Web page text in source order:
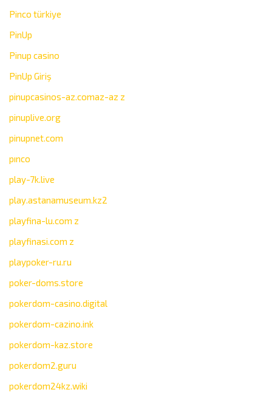
Pinco türkiye
PinUp
Pinup casino
PinUp Giriş
pinupcasinos-az.comaz-az z
pinuplive.org
pinupnet.com
pınco
play-7k.live
play.astanamuseum.kz2
playfina-lu.com z
playfinasi.com z
playpoker-ru.ru
poker-doms.store
pokerdom-casino.digital
pokerdom-cazino.ink
pokerdom-kaz.store
pokerdom2.guru
pokerdom24kz.wiki